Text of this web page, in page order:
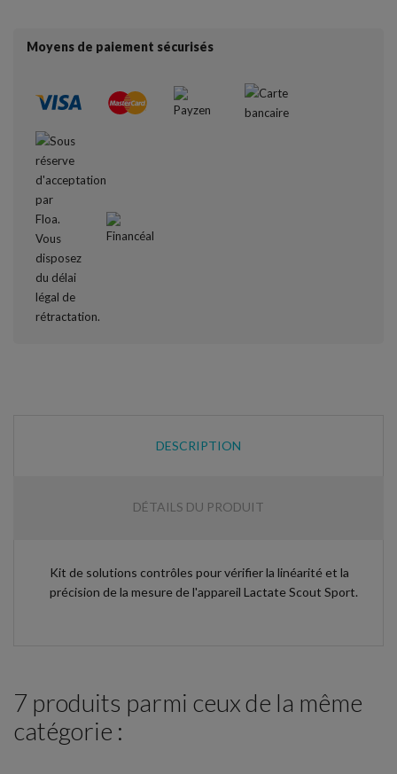
Moyens de paiement sécurisés
DESCRIPTION
DÉTAILS DU PRODUIT
Kit de solutions contrôles pour vérifier la linéarité et la
précision de la mesure de l'appareil Lactate Scout Sport.
7 produits parmi ceux de la même
catégorie :